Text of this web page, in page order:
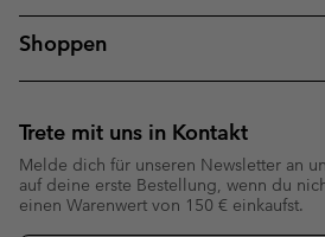
Shoppen
Trete mit uns in Kontakt
Melde dich für unseren Newsletter an
auf deine erste Bestellung, wenn du
einen Warenwert von 150 € einkaufst.